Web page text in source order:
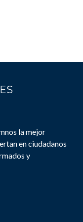
la mejor
en ciudadanos
y